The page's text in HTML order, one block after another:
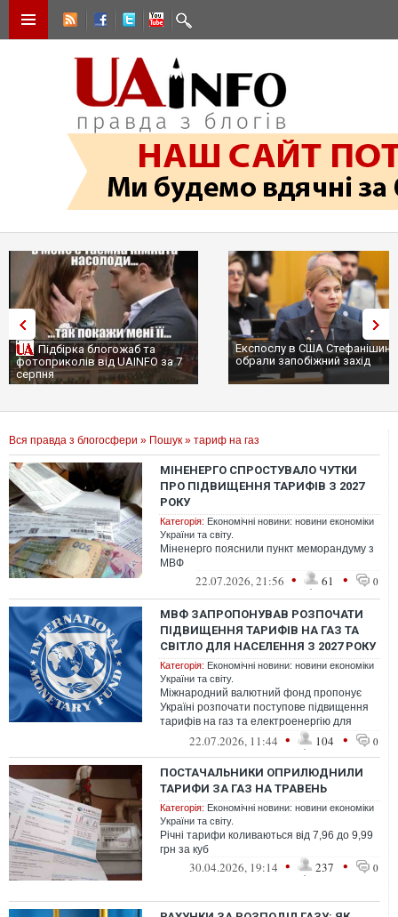
Підбірка блогожаб та
фотоприколів від UAINFO за 7
серпня
Експослу в США
обрали запобіжний захід
Вся правда з блогосфери » Пошук » тариф на газ
МІНЕНЕРГО СПРОСТУВАЛО ЧУТКИ
ПРО ПІДВИЩЕННЯ ТАРИФІВ З 2027
РОКУ
Категорія: Економічні новини: новини економіки
України та світу.
Міненерго пояснили пункт меморандуму з
МВФ
22.07.2026, 21:56 • 61 • 0
МВФ ЗАПРОПОНУВАВ РОЗПОЧАТИ
ПІДВИЩЕННЯ ТАРИФІВ НА ГАЗ ТА
СВІТЛО ДЛЯ НАСЕЛЕННЯ З 2027 РОКУ
Категорія: Економічні новини: новини економіки
України та світу.
Міжнародний валютний фонд пропонує
Україні розпочати поступове підвищення
тарифів на газ та електроенергію для
населення вже з 2027 року.
22.07.2026, 11:44 • 104 • 0
ПОСТАЧАЛЬНИКИ ОПРИЛЮДНИЛИ
ТАРИФИ ЗА ГАЗ НА ТРАВЕНЬ
Категорія: Економічні новини: новини економіки
України та світу.
Річні тарифи коливаються від 7,96 до 9,99
грн за куб
30.04.2026, 19:14 • 237 • 0